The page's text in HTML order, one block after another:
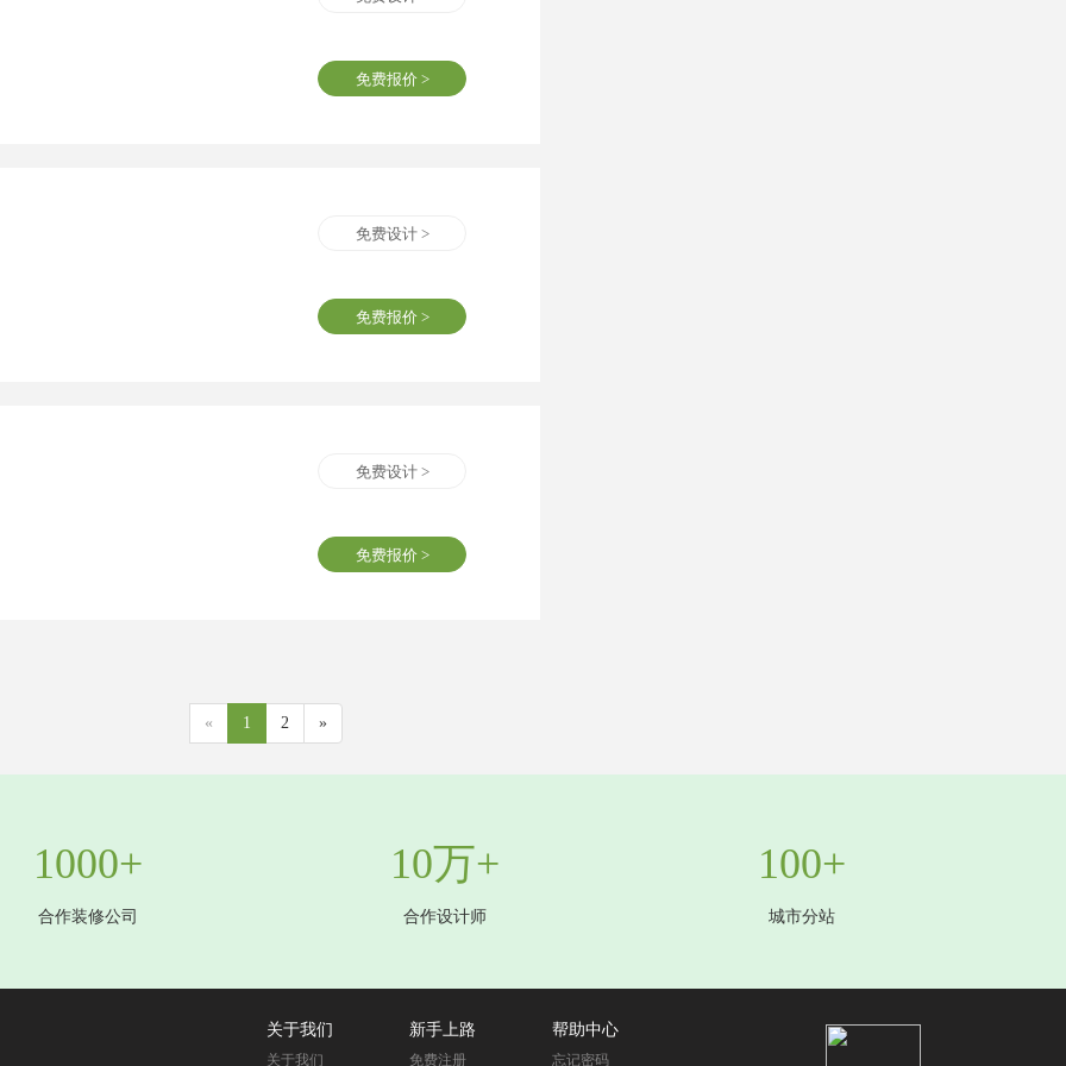
免费报价 >
免费设计 >
免费报价 >
免费设计 >
免费报价 >
« 1 2 »
1000+
合作装修公司
10万+
合作设计师
100+
城市分站
关于我们
关于我们
新手上路
免费注册
帮助中心
忘记密码